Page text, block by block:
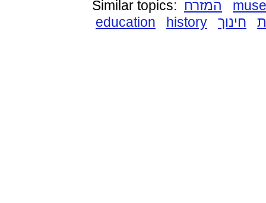
Similar topics: המזרח
education
history חינוך